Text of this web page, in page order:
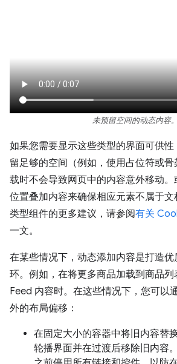
未预留空间的动态内容。
如果您需要显示这些类型的界面可供
留足够的空间（例如，使用占位符或
载时不会导致网页中的内容意外移动
位置叠加内容来确保相应元素不属于
类型组件的更多建议，请参阅有关
一文。
在某些情况下，动态添加内容是打造
环。例如，在将更多商品加载到商品
Feed 内容时。在这些情况下，您可以
外的布局偏移：
在固定大小的容器中将旧内容替
轮播界面并在过渡后移除旧内容